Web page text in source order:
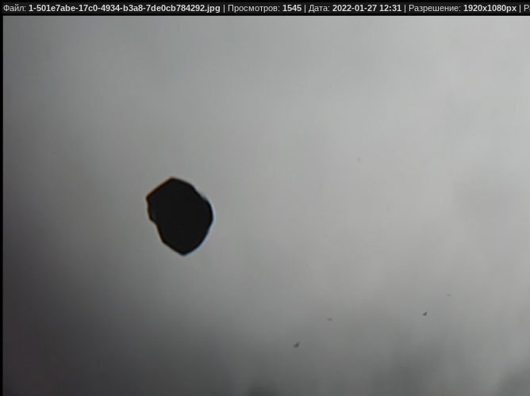
Файл: 1-501e7abe-17c0-4934-b3a8-7de0cb784292.jpg | Просмотров: 1545 | Дата: 2022-01-27 12:31 | Разрешение: 1920x1080px |